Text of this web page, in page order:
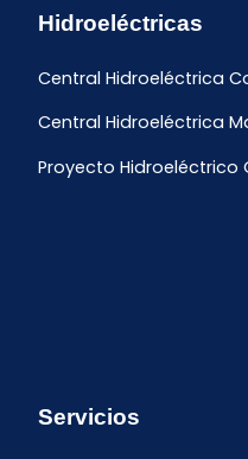
Hidroeléctricas
Central Hidroeléctrica
Central Hidroeléctrica
Proyecto Hidroeléctrico
Servicios